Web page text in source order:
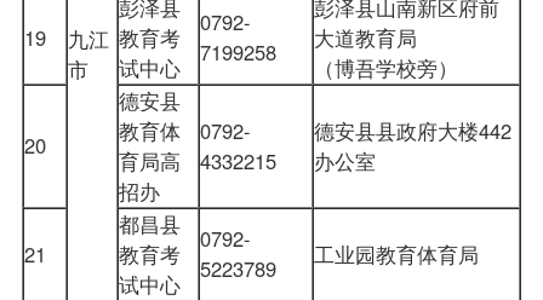
九江
市
19
彭泽县
教育考
试中心
0792-
7199258
彭泽县山南新区府前
大道教育局
（博吾学校旁）
20
德安县
教育体
育局高
招办
0792-
4332215
德安县县政府大楼442
办公室
21
都昌县
教育考
试中心
0792-
5223789
工业园教育体育局